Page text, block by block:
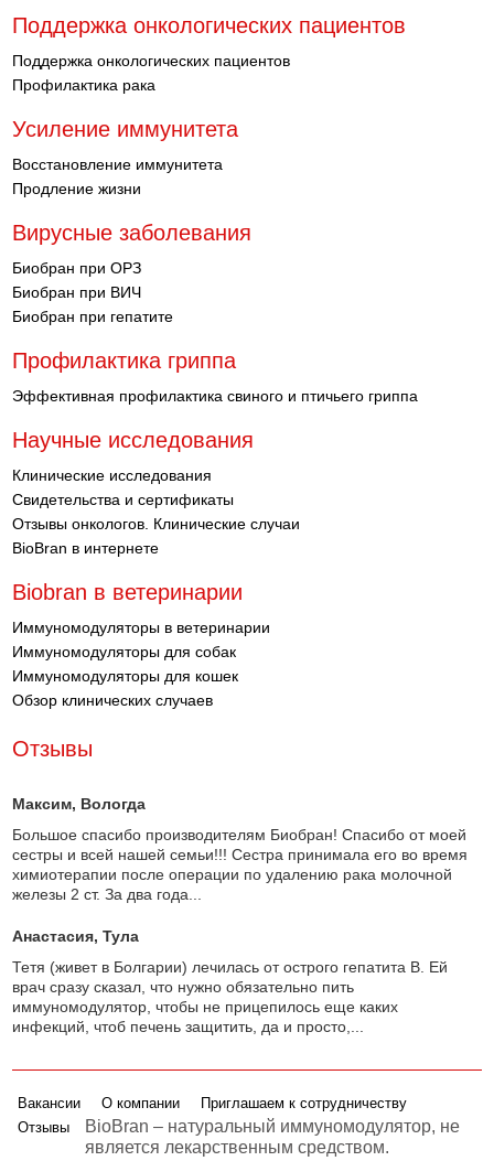
Поддержка онкологических пациентов
Поддержка онкологических пациентов
Профилактика рака
Усиление иммунитета
Восстановление иммунитета
Продление жизни
Вирусные заболевания
Биобран при ОРЗ
Биобран при ВИЧ
Биобран при гепатите
Профилактика гриппа
Эффективная профилактика свиного и птичьего гриппа
Научные исследования
Клинические исследования
Свидетельства и сертификаты
Отзывы онкологов. Клинические случаи
BioBran в интернете
Biobran в ветеринарии
Иммуномодуляторы в ветеринарии
Иммуномодуляторы для собак
Иммуномодуляторы для кошек
Обзор клинических случаев
Отзывы
Максим, Вологда
Большое спасибо производителям Биобран! Спасибо от моей
сестры и всей нашей семьи!!! Сестра принимала его во время
химиотерапии после операции по удалению рака молочной
железы 2 ст. За два года...
Анастасия, Тула
Тетя (живет в Болгарии) лечилась от острого гепатита В. Ей
врач сразу сказал, что нужно обязательно пить
иммуномодулятор, чтобы не прицепилось еще каких
инфекций, чтоб печень защитить, да и просто,...
Вакансии О компании
Приглашаем к сотрудничеству
Отзывы
BioBran – натуральный иммуномодулятор, не
является лекарственным средством.